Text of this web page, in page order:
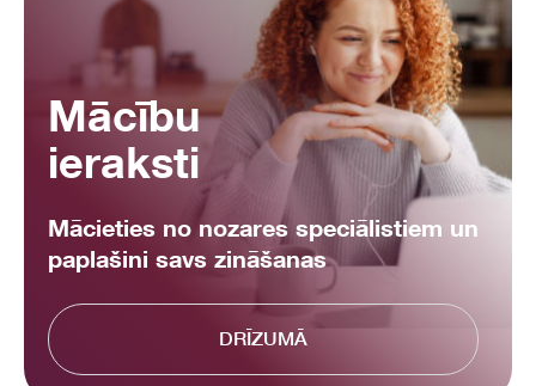
Mācību
ieraksti
Mācieties no nozares speciālistiem un
paplašini savs zināšanas
DRĪZUMĀ